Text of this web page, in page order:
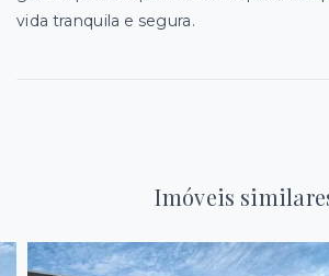
vida tranquila e segura.
Imóveis